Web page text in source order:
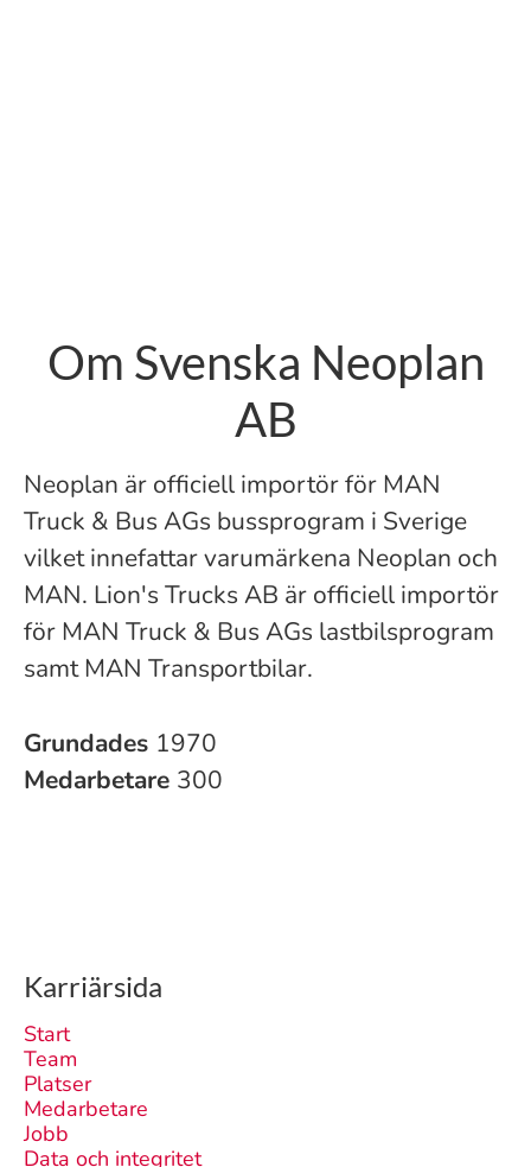
Om Svenska Neoplan
AB
Neoplan är officiell importör för MAN
Truck & Bus AGs bussprogram i Sverige
vilket innefattar varumärkena Neoplan och
MAN. Lion's Trucks AB är officiell importör
för MAN Truck & Bus AGs lastbilsprogram
samt MAN Transportbilar.
Grundades 1970
Medarbetare 300
Karriärsida
Start
Team
Platser
Medarbetare
Jobb
Data och integritet